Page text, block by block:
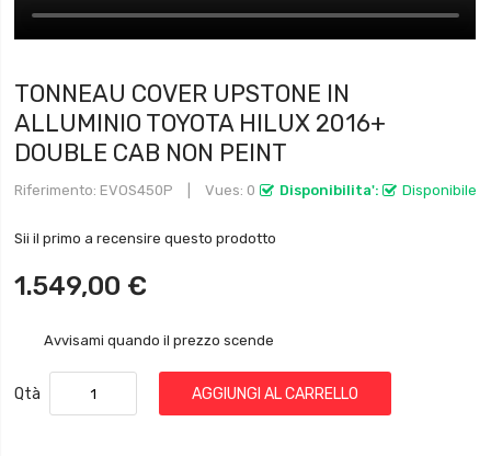
TONNEAU COVER UPSTONE IN
ALLUMINIO TOYOTA HILUX 2016+
DOUBLE CAB NON PEINT
Disponibilita': Disponibile
Riferimento EVOS450P Vues: 0
Sii il primo a recensire questo prodotto
1.549,00 €
Avvisami quando il prezzo scende
Qtà AGGIUNGI AL CARRELLO